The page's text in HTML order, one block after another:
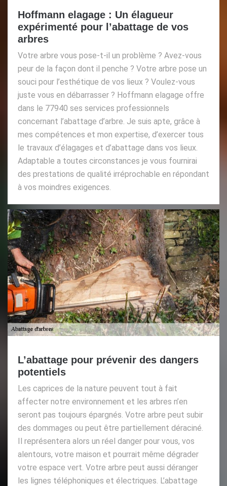
Hoffmann elagage : Un élagueur
expérimenté pour l’abattage de vos
arbres
Votre arbre vous pose-t-il un problème ? Avez-vous
peur de la façon dont il penche ? Votre arbre pose un
souci pour l’esthétique de vos lieux ? Voulez-vous
juste vous en débarrasser ? Hoffmann elagage offre
dans le 77940 ses services professionnels
concernant l’abattage d’arbre. Je suis apte, grâce à
mes compétences et mon expertise, d’exercer tous
le travaux d’élagages et d’abattage dans vos lieux.
Adaptable a toutes circonstances je vous fournirai
des prestations de qualité irréprochable en répondant
à vos moindres exigences.
L’abattage pour prévenir des dangers
potentiels
Les caprices de la nature peuvent tout à fait
affecter notre environnement et les arbres n’en
seront pas toujours épargnés. Votre arbre peut subir
des dommages ou peut être partiellement déraciné.
Il représentera alors un réel danger pour vous, vos
alentours, votre maison et pourrait même dégrader
votre espace vert. Votre arbre peut aussi déranger
les lignes téléphoniques et électriques. L’abattage